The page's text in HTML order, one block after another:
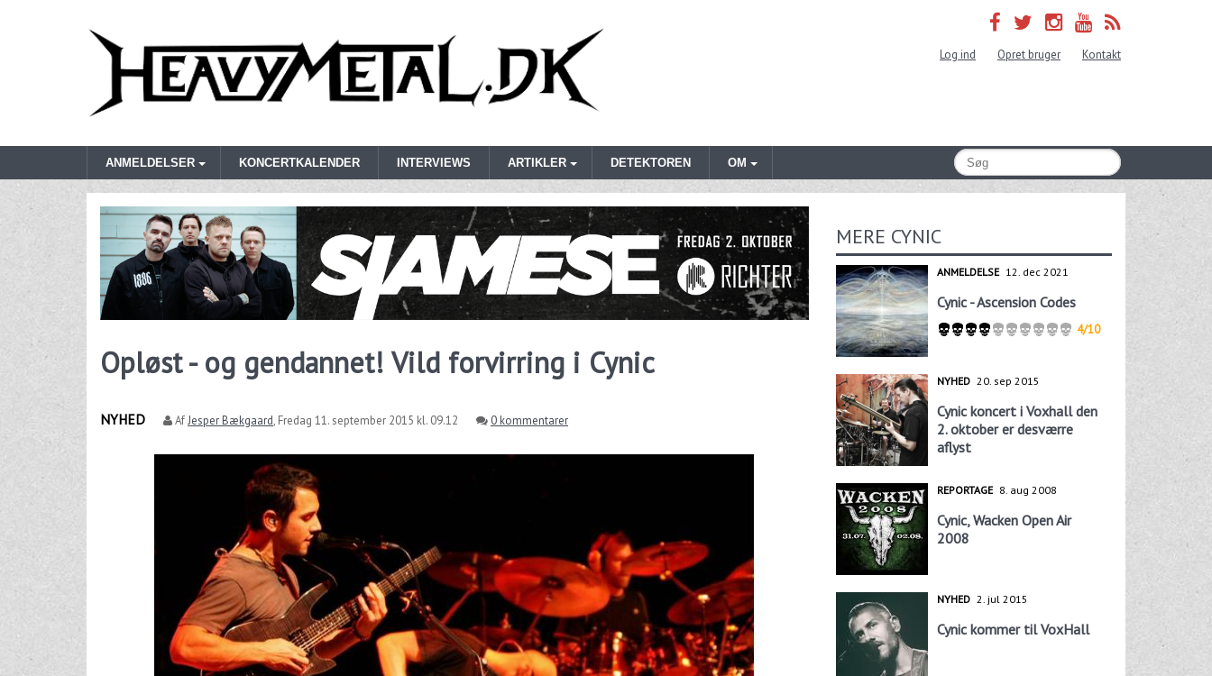
Log ind Opret bruger Kontakt
ANMELDELSER KONCERTKALENDER INTERVIEWS ARTIKLER DETEKTOREN OM
Opløst - og gendannet! Vild forvirring i Cynic
NYHED AfJesper Bækgaard, Fredag 11. september 2015 kl. 09.12 0 kommentarer
MERE CYNIC
ANMELDELSE 12. dec 2021
Cynic - Ascension Codes
4/10
NYHED 20. sep 2015
Cynic koncert i Voxhall den
2. oktober er desværre
aflyst
REPORTAGE 8. aug 2008
Cynic, Wacken Open Air
2008
NYHED 2. jul 2015
Cynic kommer til VoxHall